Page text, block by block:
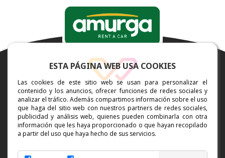
ESTA PÁGINA WEB USA COOKIES
Las cookies de este sitio web se usan para personalizar el
contenido y los anuncios, ofrecer funciones de redes sociales y
analizar el tráfico. Además compartimos información sobre el uso
que haga del sitio web con nuestros partners de redes sociales,
publicidad y análisis web, quienes pueden combinarla con otra
información que les haya proporcionado o que hayan recopilado
a partir del uso que haya hecho de sus servicios.
AVISO LEGAL
POLÍTICA DE PRIVACIDAD
GESTION DE COOKIES